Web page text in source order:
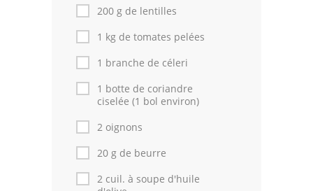
Cuisine Algérienne
Cuisine Tunisienne
Cuisine Juive
Cuisine Libanaise
Articles
Actualités
Astuces de cuisine
200 g de lentilles
1 kg de tomates pelées
1 branche de céleri
1 botte de coriandre
ciselée (1 bol environ)
2 oignons
20 g de beurre
2 cuil. à soupe d'huile